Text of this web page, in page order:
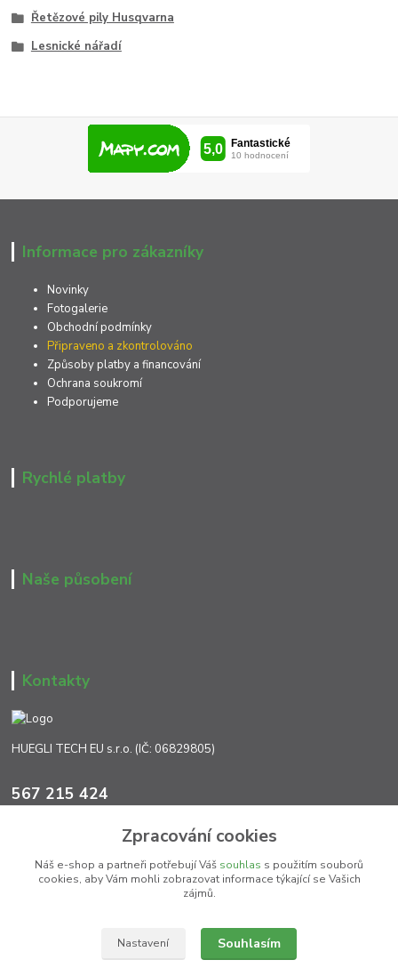
Řetězové pily Husqvarna
Lesnické nářadí
Informace pro zákazníky
Novinky
Fotogalerie
Obchodní podmínky
Připraveno a zkontrolováno
Způsoby platby a financování
Ochrana soukromí
Podporujeme
Rychlé platby
Naše působení
Kontakty
HUEGLI TECH EU s.r.o. (IČ: 06829805)
567 215 424
Zpracování cookies
Náš e-shop a partneři potřebují Váš souhlas s použitím souborů
cookies, aby Vám mohli zobrazovat informace týkající se Vašich
zájmů.
Nastavení Souhlasím